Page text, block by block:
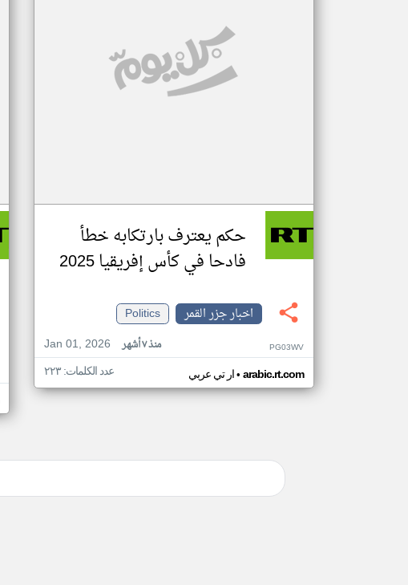
حكم يعترف بارتكابه خطأ
فادحا في كأس إفريقيا 2025
اخبار جزر القمر
Politics
Jan 01, 2026
منذ ٧ أشهر PG03WV
ار تي عربي• arabic.rt.com عدد الكلمات: ٢٢٣